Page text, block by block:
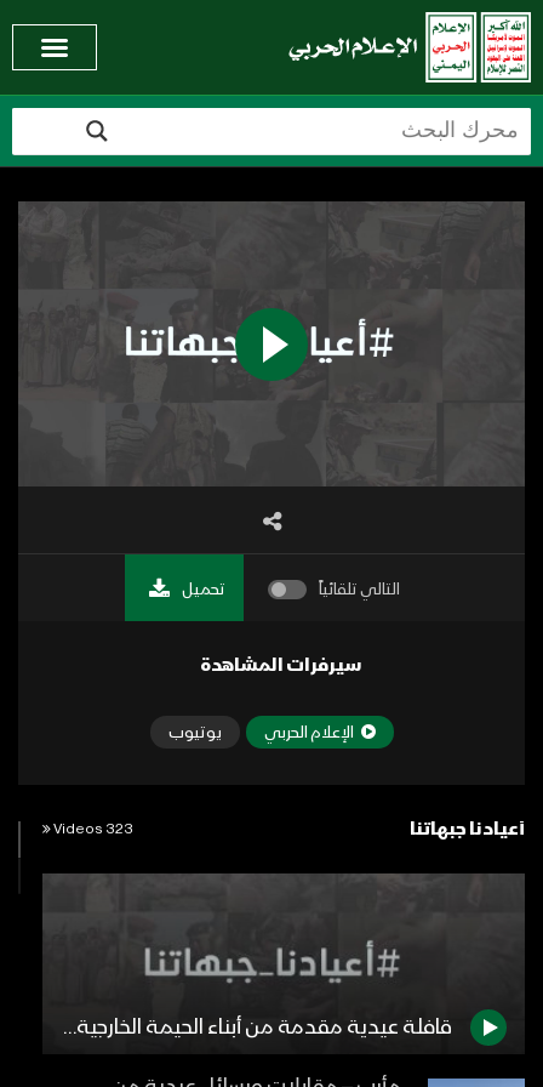
التالي تلقائياً تحميل
سيرفرات المشاهدة
الإعلام الحربي يوتيوب
أعيادنا جبهاتنا 323 Videos
قافلة عيدية مقدمة من أبناء الحيمة الخارجية للمجاهدين جبهة الجوف